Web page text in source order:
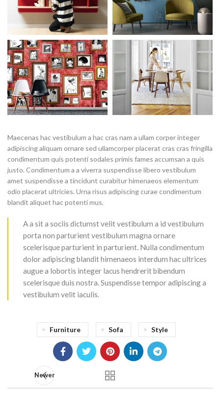
Maecenas hac vestibulum a hac cras nam a ullam corper integer
adipiscing aliquam ornare sed ullamcorper placerat cras cras fringilla
condimentum quis potenti sodales primis fames accumsan a quis
justo. Condimentum a a viverra suspendisse libero vestibulum
amet suspendisse a tincidunt curabitur himenaeos elementum
odio placerat ultricies. Urna risus adipiscing curae condimentum
blandit aliquet hac potenti mus.
A a sit a sociis dictumst velit vestibulum a id vestibulum
porta non parturient vestibulum magna ornare
scelerisque parturient in parturient. Nulla condimentum
dolor adipiscing blandit himenaeos interdum hac ultrices
augue a lobortis integer lacus hendrerit bibendum
scelerisque duis nostra. Suspendisse tempor adipiscing a
vestibulum velit iaculis.
Furniture Sofa Style
Newer